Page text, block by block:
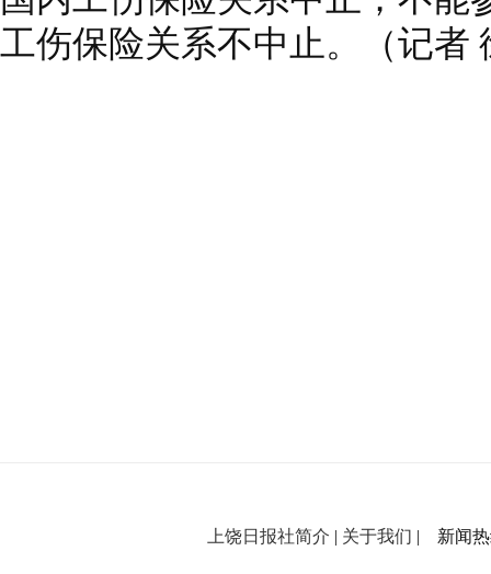
工伤保险关系不中止。（记者
上饶日报社简介 | 关于我们 | 新闻热